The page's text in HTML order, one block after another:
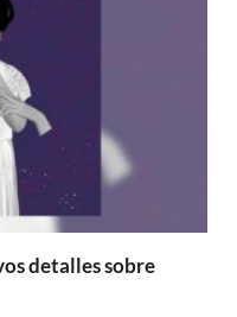
detalles sobre